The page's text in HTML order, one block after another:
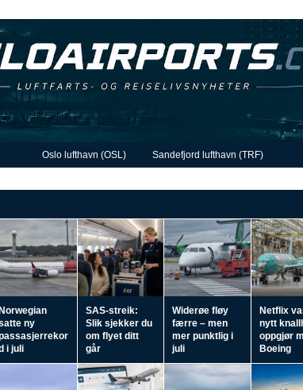
Oslo lufthavn (OSL) Sandefjord lufthavn (TRF)
ny
i juli
SAS-streik:
Slik sjekker du
om flyet ditt
går
Widerøe fløy
færre – men
mer punktlig i
juli
Netflix
nytt
oppgjør
Boeing